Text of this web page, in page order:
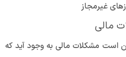
غیرمجاز
مالی
است مشکلات مالی به وجود آید که